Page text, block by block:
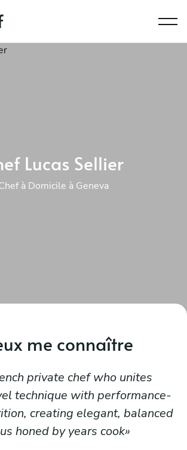
Lucas Sellier
à Domicile à Geneva
me connaître
private chef who unites
technique with performance-
creating elegant, balanced
honed by years cook